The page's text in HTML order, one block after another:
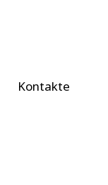
Kontakte